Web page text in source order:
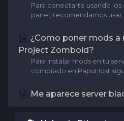
Para conectarte usando los
panel, recomendamos usar
¿Como poner mods a
Project Zomboid?
Para instalar mods en tu
comprado en PapuHost
Me aparece server